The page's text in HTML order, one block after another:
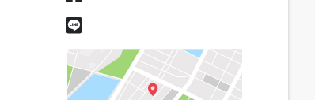
-